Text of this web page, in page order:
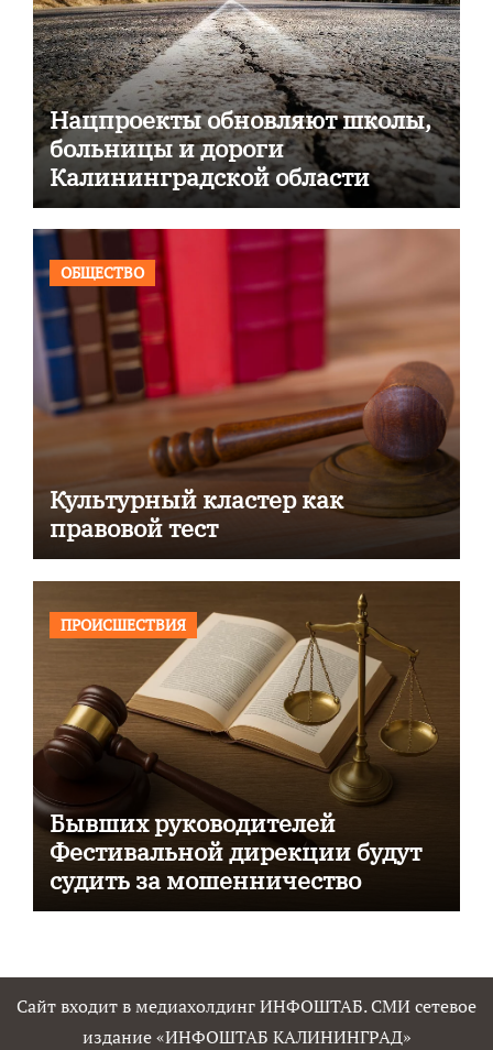
Нацпроекты обновляют школы,
больницы и дороги
Калининградской области
ОБЩЕСТВО
Культурный кластер как
правовой тест
ПРОИСШЕСТВИЯ
Бывших руководителей
Фестивальной дирекции будут
судить за мошенничество
Сайт входит в медиахолдинг ИНФОШТАБ. СМИ сетевое
издание «ИНФОШТАБ КАЛИНИНГРАД»